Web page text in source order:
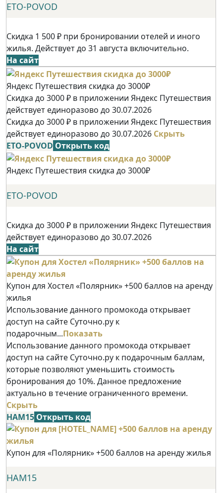
ETO-POVOD
Скидка 1 500 ₽ при бронировании отелей и иного
жилья. Действует до 31 августа включительно.
На сайт
Яндекс Путешествия скидка до 3000₽
Скидка до 3000 ₽ в приложении Яндекс Путешествия
действует единоразово до 30.07.2026
Скидка до 3000 ₽ в приложении Яндекс Путешествия
действует единоразово до 30.07.2026 Скрыть
ETO-POVOD Открыть код
Яндекс Путешествия скидка до 3000₽
ETO-POVOD
Скидка до 3000 ₽ в приложении Яндекс Путешествия
действует единоразово до 30.07.2026
На сайт
Купон для Хостел «Полярник» +500 баллов на аренду
жилья
Использование данного промокода открывает
доступ на сайте Суточно.ру к
подарочным...Показать
Использование данного промокода открывает
доступ на сайте Суточно.ру к подарочным баллам,
которые позволяют уменьшить стоимость
бронирования до 10%. Данное предложение
актуально в течение ограниченного времени.
Скрыть
НАМ15 Открыть код
Купон для «Полярник» +500 баллов на аренду жилья
НАМ15